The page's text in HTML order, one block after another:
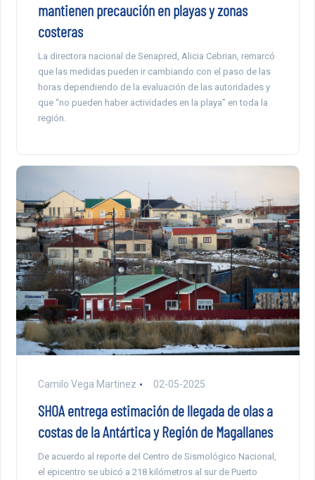
mantienen precaución en playas y zonas
costeras
La directora nacional de Senapred, Alicia Cebrian, remarcó
que las medidas pueden ir cambiando con el paso de las
horas dependiendo de la evaluación de las autoridades y
que “no pueden haber actividades en la playa” en toda la
región.
Camilo Vega Martinez 02-05-2025
SHOA entrega estimación de llegada de olas a
costas de la Antártica y Región de Magallanes
De acuerdo al reporte del Centro de Sismológico Nacional,
el epicentro se ubicó a 218 kilómetros al sur de Puerto